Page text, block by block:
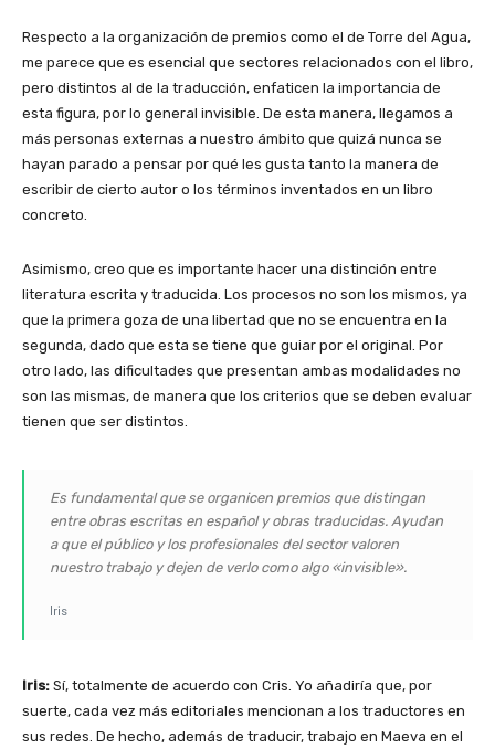
Respecto a la organización de premios como el de Torre del Agua,
me parece que es esencial que sectores relacionados con el libro,
pero distintos al de la traducción, enfaticen la importancia de
esta figura, por lo general invisible. De esta manera, llegamos a
más personas externas a nuestro ámbito que quizá nunca se
hayan parado a pensar por qué les gusta tanto la manera de
escribir de cierto autor o los términos inventados en un libro
concreto.
Asimismo, creo que es importante hacer una distinción entre
literatura escrita y traducida. Los procesos no son los mismos, ya
que la primera goza de una libertad que no se encuentra en la
segunda, dado que esta se tiene que guiar por el original. Por
otro lado, las dificultades que presentan ambas modalidades no
son las mismas, de manera que los criterios que se deben evaluar
tienen que ser distintos.
Es fundamental que se organicen premios que distingan
entre obras escritas en español y obras traducidas. Ayudan
a que el público y los profesionales del sector valoren
nuestro trabajo y dejen de verlo como algo «invisible».
Iris
Iris: Sí, totalmente de acuerdo con Cris. Yo añadiría que, por
suerte, cada vez más editoriales mencionan a los traductores en
sus redes. De hecho, además de traducir, trabajo en Maeva en el